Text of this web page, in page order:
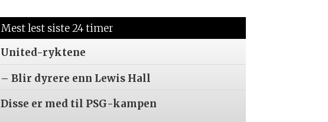
Mest lest siste 24 timer
United-ryktene
– Blir dyrere enn Lewis Hall
Disse er med til PSG-kampen